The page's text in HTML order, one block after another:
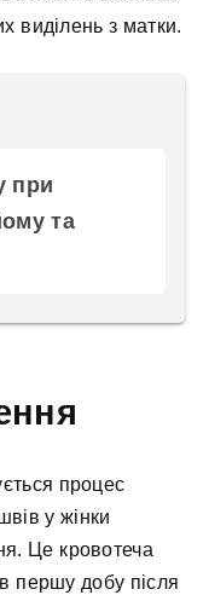
виділень з матки.
при
та
процес
у жінки
Це кровотеча
першу добу після